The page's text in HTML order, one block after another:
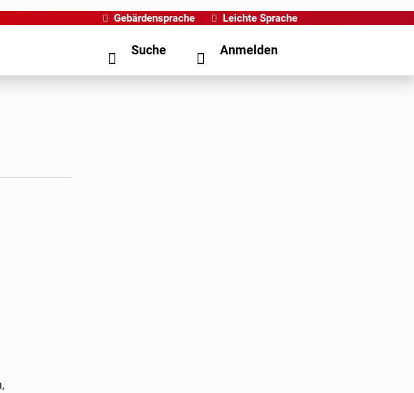
Gebärdensprache Leichte Sprache
Suche Anmelden